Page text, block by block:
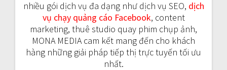
nhiều gói dịch vụ đa dạng như dịch vụ SEO, dịch
vụ chạy quảng cáo Facebook, content
marketing, thuê studio quay phim chụp ảnh,
MONA MEDIA cam kết mang đến cho khách
hàng những giải pháp tiếp thị trực tuyến tối ưu
nhất.